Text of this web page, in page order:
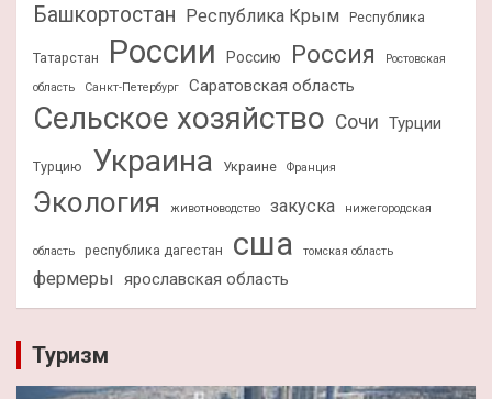
Башкортостан
Республика Крым Республика
Татарстан России Россию Россия
Ростовская
область
Санкт-Петербург Саратовская область
Сельское хозяйство Сочи Турции
Турцию Украина Украине Франция
Экология животноводство закуска нижегородская
область республика дагестан сша томская область
фермеры ярославская область
Туризм